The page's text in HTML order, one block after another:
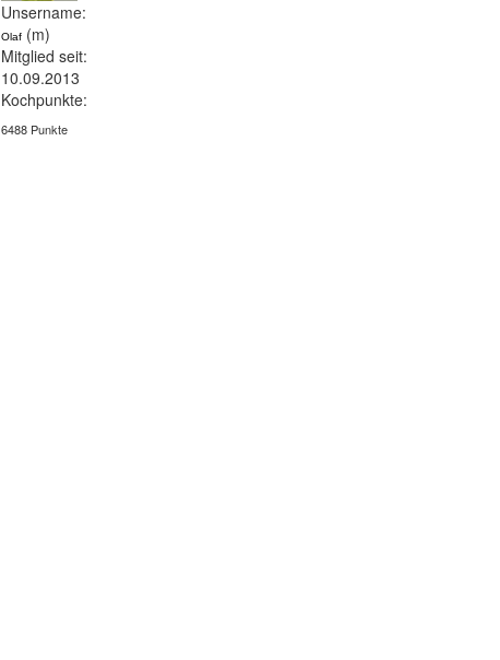
Unsername:
Olaf (m)
Mitglied seit:
10.09.2013
Kochpunkte:
6488 Punkte